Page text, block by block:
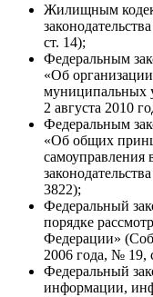
Жилищным
ст. 14);
Федеральным
«Об
муниципальных
2 августа 2010
Федеральным
«Об общих
самоуправления
3822);
Федеральный
порядке
Федерации»
2006 года, № 19,
Федеральный
информации,